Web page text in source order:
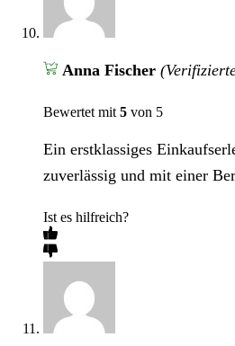
Anna Fischer
Bewertet mit 5 von 5
Ein erstklassiges
zuverlässig und mit einer
Ist es hilfreich?